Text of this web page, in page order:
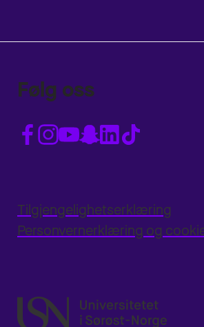
Følg oss
Tilgjengelighetserklæring
Personvernerklæring og